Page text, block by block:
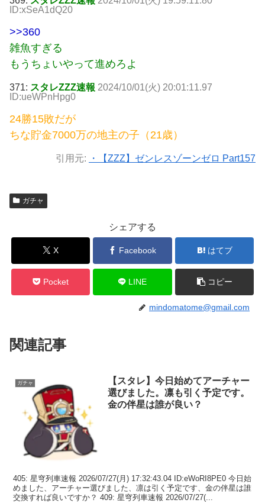
ID:xSeA1dQ20
>>360
雑魚すぎる
もうちょいやって進めろよ
371: スタレZZZ速報 2024/10/01(火) 20:01:11.97
ID:ueWPnHpg0
24勝15敗だが
ちな貯金7000万の地主の子（21歳）
引用元: ・【ZZZ】ゼンレスゾーンゼロ Part157
ガチャ
シェアする
X Facebook はてブ
Pocket LINE コピー
mindomatome@gmail.com
関連記事
ガチャ
【スタレ】今日始めてアーチャー
選びました。凛も引く予定です。
金の伴星は誰が良い？
405: 星穹列車速報 2026/07/27(月) 17:32:43.04 ID:eWoRI8PE0 今日始
めました、アーチャー選びました、凛は引く予定です、金の伴星は誰
交換すれば良いですか？ 409: 星穹列車速報 2026/07/27(...